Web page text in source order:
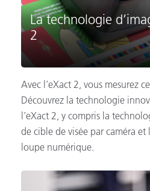
La technologie
2
Avec l’eXact 2, vous mesurez
Découvrez la technologie
l’eXact 2, y compris la
de cible de visée par caméra
loupe numérique.